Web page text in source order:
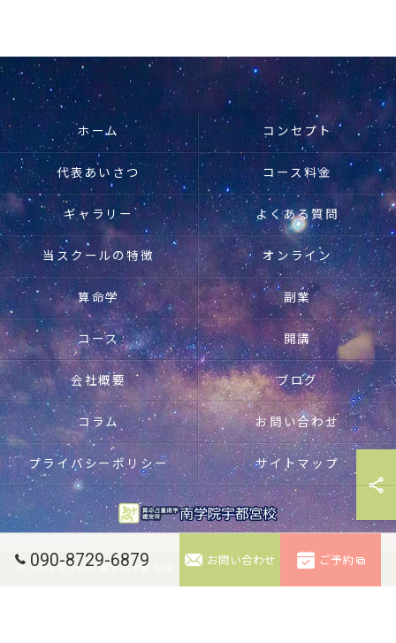
090-8729-6879 お問い合わせ ご予約
ホーム コンセプト
代表あいさつ コース料金
ギャラリー よくある質問
当スクールの特徴 オンライン
算命学 副業
コース 開講
会社概要 ブログ
コラム お問い合わせ
プライバシーポリシー サイトマップ
© 2026 © 2025 南学院宇都宮校. 無断転載禁止。 ALL RIGHTS RESERVED.